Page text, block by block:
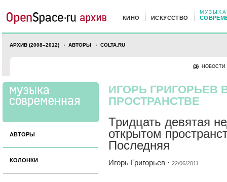
КИНО ИСКУССТВО
МУЗЫКА
АРХИВ (2008–2012) АВТОРЫ COLTA.RU
НОВОСТИ
АВТОРЫ
КОЛОНКИ
ИГОРЬ ГРИГОРЬЕВ
ПРОСТРАНСТВЕ
Тридцать девятая
открытом
Последняя
Игорь Григорьев · 22/06/2011